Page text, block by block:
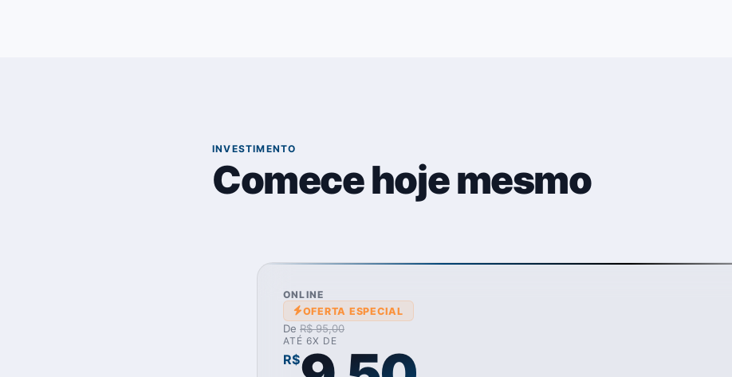
INVESTIMENTO
Comece hoje mesmo
ONLINE
OFERTA ESPECIAL
De R$ 95,00
ATÉ 6X DE
R$